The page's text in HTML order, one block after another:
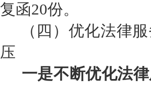
复函20份。
（四）优化法律
压
一是不断优化法